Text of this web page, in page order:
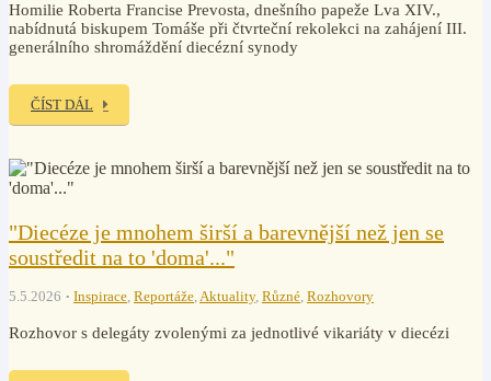
Homilie Roberta Francise Prevosta, dnešního papeže Lva XIV.,
nabídnutá biskupem Tomáše při čtvrteční rekolekci na zahájení III.
generálního shromáždění diecézní synody
ČÍST DÁL
"Diecéze je mnohem širší a barevnější než jen se
soustředit na to 'doma'..."
5.5.2026 Inspirace, Reportáže,Aktuality, Různé, Rozhovory
Rozhovor s delegáty zvolenými za jednotlivé vikariáty v diecézi